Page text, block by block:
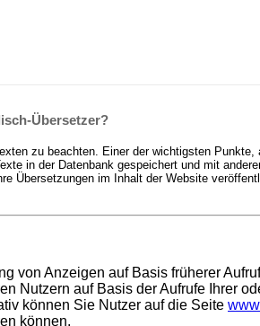
Übersetzer?
zu beachten. Einer der wichtigsten
in der Datenbank gespeichert und mit
Übersetzungen im Inhalt der Website
von Anzeigen auf Basis früherer
Nutzern auf Basis der Aufrufe Ihrer
können Sie Nutzer auf die Seite
können.